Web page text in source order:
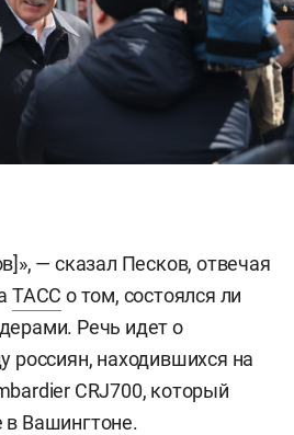
— сказал Песков, отвечая
ТАСС о том, состоялся ли
Речь идет о
россиян, находившихся на
CRJ700, который
в Вашингтоне.